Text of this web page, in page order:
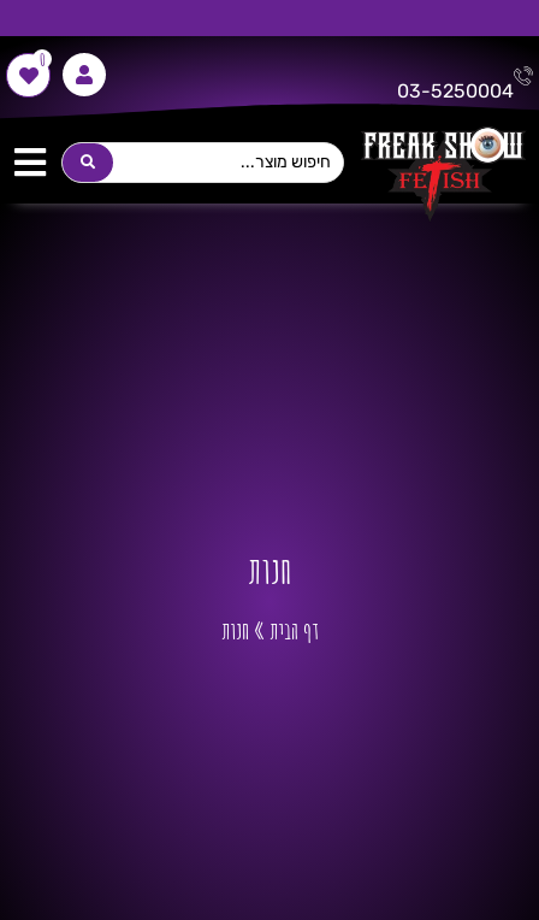
משלוח חינם על כל רכישה מעל 300 ש"ח!
03-5250004
0
חנות
דף הבית » חנות